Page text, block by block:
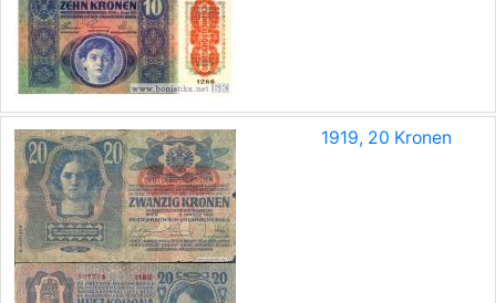
1919, 20 Kronen